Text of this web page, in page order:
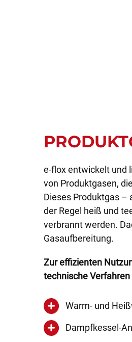
e-flox entwickelt und
von Produktgasen,
Dieses Produktgas –
der Regel heiß und
verbrannt werden.
Gasaufbereitung.
Zur effizienten
technische Verfahren
Warm- und
Dampfkessel-